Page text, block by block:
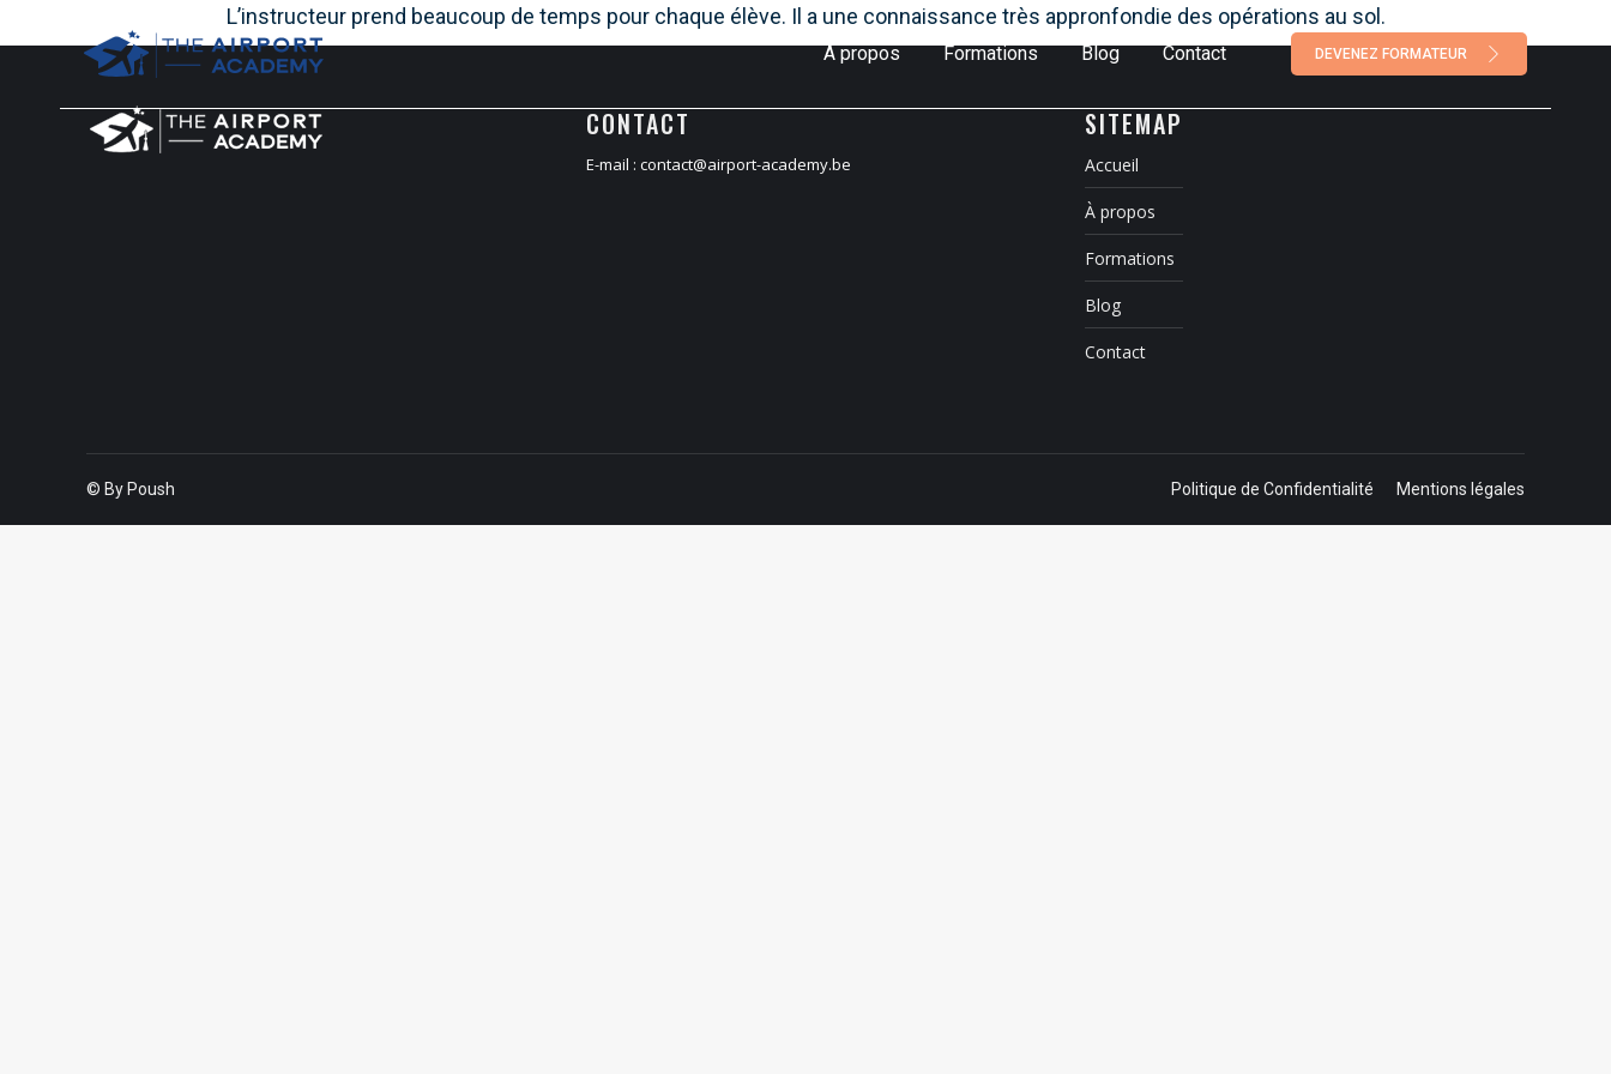
À propos Formations Blog Contact DEVENEZ FORMATEUR
L’instructeur prend beaucoup de temps pour chaque élève. Il a une connaissance très appronfondie des opérations au sol.
CONTACT
E-mail : contact@airport-academy.be
SITEMAP
Accueil
À propos
Formations
Blog
Contact
© By Poush Politique de Confidentialité Mentions légales